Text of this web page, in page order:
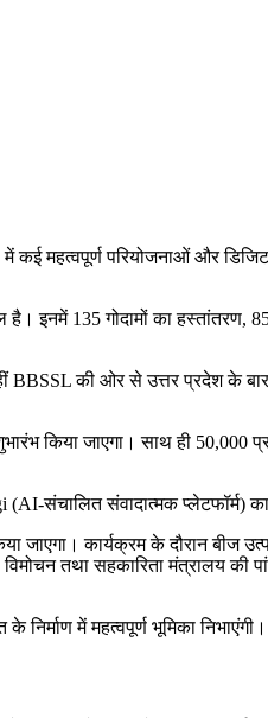
कई महत्वपूर्ण परियोजनाओं और
इनमें 135 गोदामों का हस्तांतरण,
BBSSL की ओर से उत्तर प्रदेश के
किया जाएगा। साथ ही 50,000
संचालित संवादात्मक प्लेटफॉर्म) का
कार्यक्रम के दौरान बीज
तथा सहकारिता मंत्रालय की
में महत्वपूर्ण भूमिका निभाएंगी।